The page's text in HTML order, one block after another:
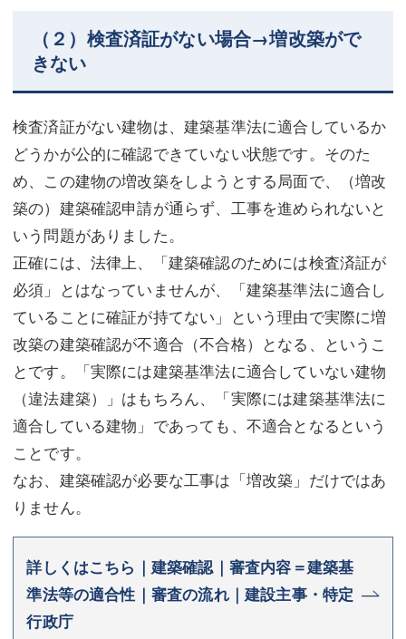
（２）検査済証がない場合→増改築がで
きない
検査済証がない建物は、建築基準法に適合しているか
どうかが公的に確認できていない状態です。そのた
め、この建物の増改築をしようとする局面で、（増改
築の）建築確認申請が通らず、工事を進められないと
いう問題がありました。
正確には、法律上、「建築確認のためには検査済証が
必須」とはなっていませんが、「建築基準法に適合し
ていることに確証が持てない」という理由で実際に増
改築の建築確認が不適合（不合格）となる、というこ
とです。「実際には建築基準法に適合していない建物
（違法建築）」はもちろん、「実際には建築基準法に
適合している建物」であっても、不適合となるという
ことです。
なお、建築確認が必要な工事は「増改築」だけではあ
りません。
詳しくはこちら｜建築確認｜審査内容＝建築基
準法等の適合性｜審査の流れ｜建設主事・特定
行政庁